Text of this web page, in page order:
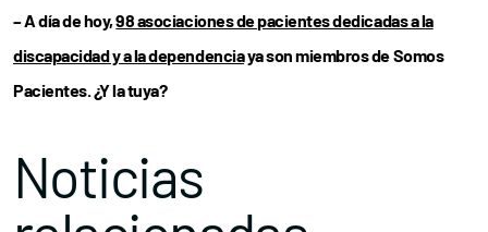
– A día de hoy,98 asociaciones de pacientes dedicadas a la
discapacidad y a la dependenciaya son miembros de Somos
Pacientes. ¿Y la tuya?
Noticias